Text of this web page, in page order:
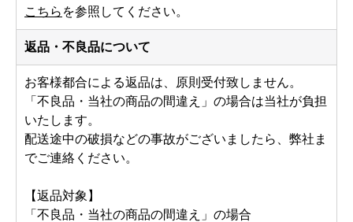
こちら を参照してください。
返品・不良品について
お客様都合による返品は、原則受付致しません。
「不良品・当社の商品の間違え」の場合は当社が負担
いたします。
配送途中の破損などの事故がございましたら、弊社ま
でご連絡ください。
【返品対象】
「不良品・当社の商品の間違え」の場合